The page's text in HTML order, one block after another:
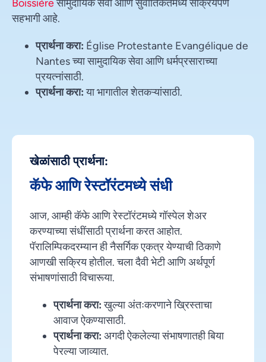
Boissièreसामुदायिक सेवा आणि सुवार्तिकतेमध्ये सक्रियपणे
सहभागी आहे.
प्रार्थना करा: Église Protestante Evangélique de
Nantes च्या सामुदायिक सेवा आणि धर्मप्रसाराच्या
प्रयत्नांसाठी.
प्रार्थना करा:या भागातील शेतकऱ्यांसाठी.
खेळांसाठी प्रार्थना:
कॅफे आणि रेस्टॉरंटमध्ये संधी
आज, आम्ही कॅफे आणि रेस्टॉरंटमध्ये गॉस्पेल शेअर
करण्याच्या संधींसाठी प्रार्थना करत आहोत.
पॅरालिम्पिकदरम्यान ही नैसर्गिक एकत्र येण्याची ठिकाणे
आणखी सक्रिय होतील. चला दैवी भेटी आणि अर्थपूर्ण
संभाषणांसाठी विचारूया.
प्रार्थना करा:खुल्या अंतःकरणाने ख्रिस्ताचा
आवाज ऐकण्यासाठी.
प्रार्थना करा: अगदी ऐकलेल्या संभाषणातही बिया
पेरल्या जाव्यात.